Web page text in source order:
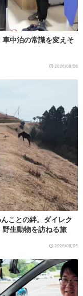
中泊の常識を変えそ
2026/08/06
ことの絆。ダイレク
野生動物を訪ねる旅
2026/08/05